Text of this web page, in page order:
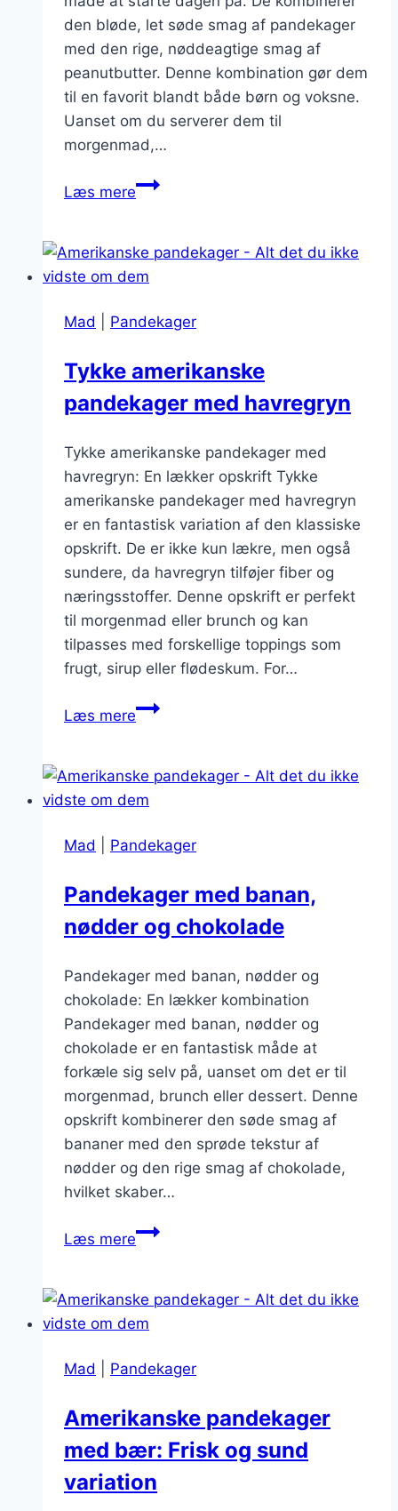
den bløde, let søde smag af pandekager
med den rige, nøddeagtige smag af
peanutbutter. Denne kombination gør dem
til en favorit blandt både børn og voksne.
Uanset om du serverer dem til
morgenmad,…
Læs merePift
op:
Pandekager
peanutbutter
Mad Pandekager
Tykke amerikanske
pandekager med havregryn
Tykke amerikanske pandekager med
havregryn: En lækker opskrift Tykke
amerikanske pandekager med havregryn
er en fantastisk variation af den klassiske
opskrift. De er ikke kun lækre, men også
sundere, da havregryn tilføjer fiber og
næringsstoffer. Denne opskrift er perfekt
til morgenmad eller brunch og kan
tilpasses med forskellige toppings som
frugt, sirup eller flødeskum. For…
Læs mereTykke
med
havregryn
Mad Pandekager
Pandekager med banan,
nødder og chokolade
Pandekager med banan, nødder og
chokolade: En lækker kombination
Pandekager med banan, nødder og
chokolade er en fantastisk måde at
forkæle sig selv på, uanset om det er til
morgenmad, brunch eller dessert. Denne
opskrift kombinerer den søde smag af
bananer med den sprøde tekstur af
nødder og den rige smag af chokolade,
hvilket skaber…
Læs merePandekager
nødder
og
Mad
Pandekager
Amerikanske pandekager
med bær: Frisk og sund
variation